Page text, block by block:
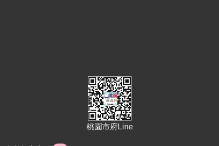
桃園市府Line